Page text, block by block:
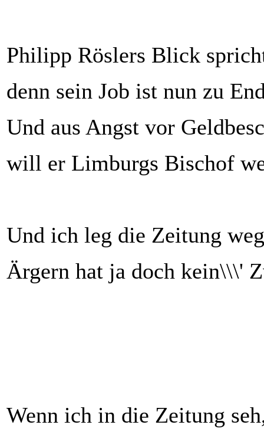
Philipp Röslers Blick
denn sein Job ist nun zu
Und aus Angst vor
will er Limburgs Bischof
Und ich leg die Zeitung
Ärgern hat ja doch kein\\\'
Wenn ich in die Zeitung